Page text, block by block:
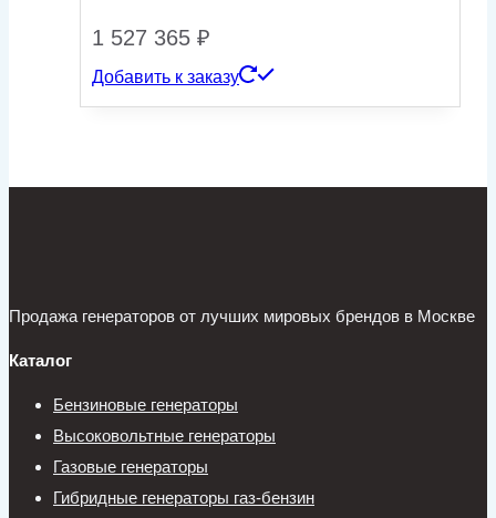
1 527 365 ₽
Добавить к заказу
Продажа генераторов от лучших мировых брендов в Москве
Каталог
Бензиновые генераторы
Высоковольтные генераторы
Газовые генераторы
Гибридные генераторы газ-бензин